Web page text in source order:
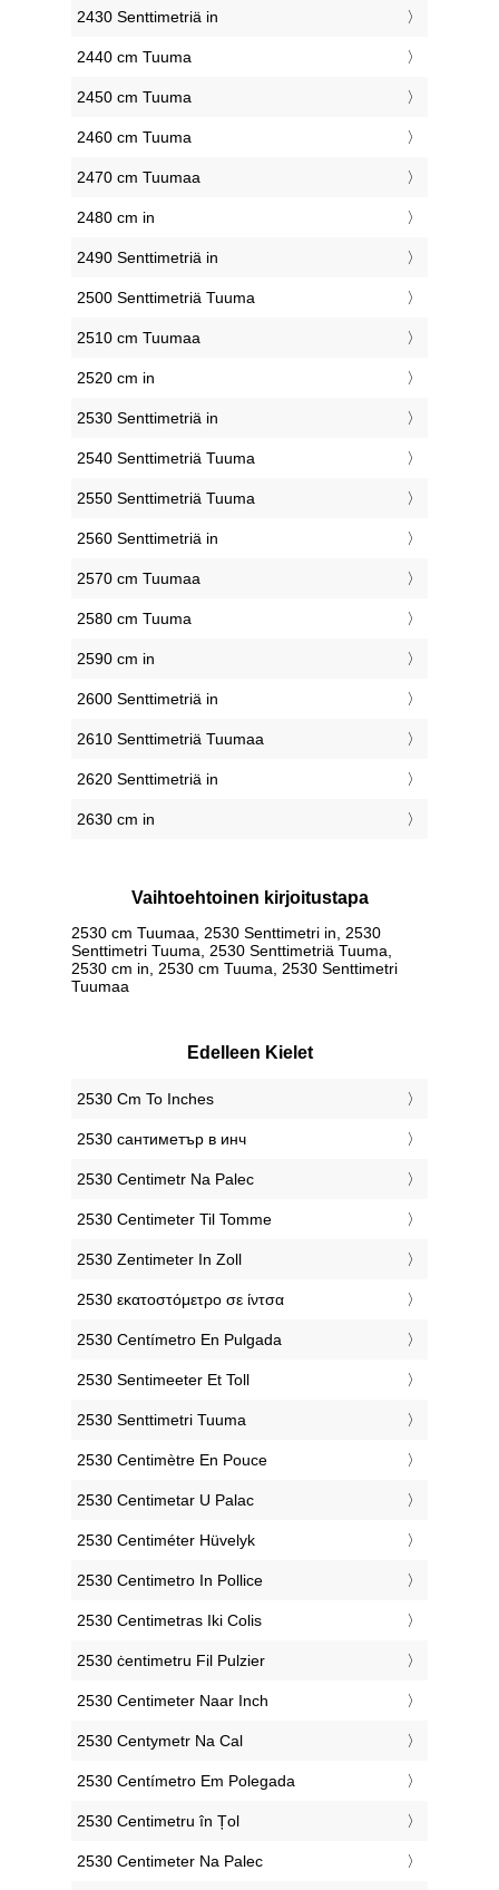
2430 Senttimetriä in
2440 cm Tuuma
2450 cm Tuuma
2460 cm Tuuma
2470 cm Tuumaa
2480 cm in
2490 Senttimetriä in
2500 Senttimetriä Tuuma
2510 cm Tuumaa
2520 cm in
2530 Senttimetriä in
2540 Senttimetriä Tuuma
2550 Senttimetriä Tuuma
2560 Senttimetriä in
2570 cm Tuumaa
2580 cm Tuuma
2590 cm in
2600 Senttimetriä in
2610 Senttimetriä Tuumaa
2620 Senttimetriä in
2630 cm in
Vaihtoehtoinen kirjoitustapa
2530 cm Tuumaa, 2530 Senttimetri in, 2530
Senttimetri Tuuma, 2530 Senttimetriä Tuuma,
2530 cm in, 2530 cm Tuuma, 2530 Senttimetri
Tuumaa
Edelleen Kielet
‎2530 Cm To Inches
‎2530 сантиметър в инч
‎2530 Centimetr Na Palec
‎2530 Centimeter Til Tomme
‎2530 Zentimeter In Zoll
‎2530 εκατοστόμετρο σε ίντσα
‎2530 Centímetro En Pulgada
‎2530 Sentimeeter Et Toll
‎2530 Senttimetri Tuuma
‎2530 Centimètre En Pouce
‎2530 Centimetar U Palac
‎2530 Centiméter Hüvelyk
‎2530 Centimetro In Pollice
‎2530 Centimetras Iki Colis
‎2530 ċentimetru Fil Pulzier
‎2530 Centimeter Naar Inch
‎2530 Centymetr Na Cal
‎2530 Centímetro Em Polegada
‎2530 Centimetru în Țol
‎2530 Centimeter Na Palec